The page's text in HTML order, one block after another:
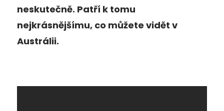
neskutečně. Patří k tomu
nejkrásnějšímu, co můžete vidět v
Austrálii.